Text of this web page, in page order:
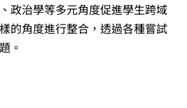
政治學等多元角度促進學生跨域
的角度進行整合，透過各種嘗試
。